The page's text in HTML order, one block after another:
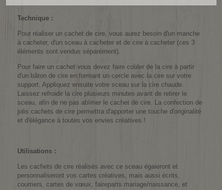
Technique :
Pour réaliser un cachet de cire, vous aurez besoin d'un manche
à cacheter, d'un sceau à cacheter et de cire à cacheter (ces 3
éléments sont vendus séparément).
Pour faire un cachet vous devez faire couler de la cire à partir
d'un bâton de cire en formant un cercle avec la cire sur votre
support. Appliquez ensuite votre sceau sur la cire chaude.
Laissez refroidir la cire plusieurs minutes avant de retirer le
sceau, afin de ne pas abîmer le cachet de cire. La confection de
jolis cachets de cire permettra d'apporter une touche d'originalité
et d'élégance à toutes vos envies créatives !
Utilisations :
Les cachets de cire réalisés avec ce sceau égaieront et
personnaliseront vos cartes créatives, mais aussi écrits,
courriers, cartes de vœux, faireparts mariage/naissance, et